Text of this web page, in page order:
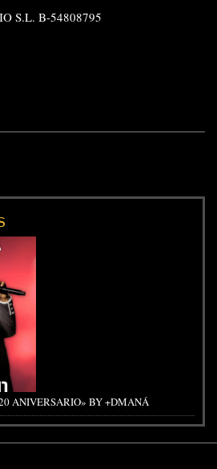
S.L. B-54808795
ANIVERSARIO» BY +DMANÁ